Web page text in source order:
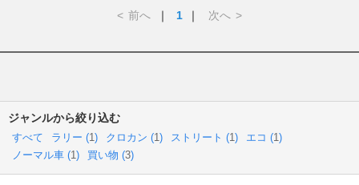
< 前へ ｜ 1 ｜ 次へ >
ジャンルから絞り込む
すべて ラリー (1) クロカン (1) ストリート (1) エコ (1)
ノーマル車 (1) 買い物 (3)